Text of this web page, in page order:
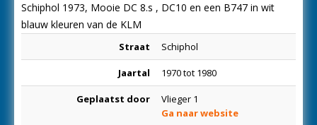
Schiphol 1973, Mooie DC 8.s , DC10 en een B747 in wit
blauw kleuren van de KLM
Straat Schiphol
Jaartal 1970 tot 1980
Geplaatst door
Vlieger 1
Ga naar website